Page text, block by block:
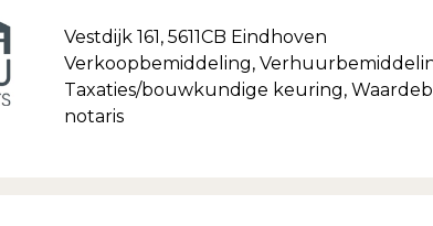
Vestdijk 161, 5611CB Eindhoven
Verkoopbemiddeling,
Taxaties/bouwkundige keuring,
notaris